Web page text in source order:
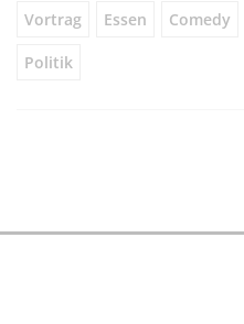
Vortrag Essen Comedy
Politik